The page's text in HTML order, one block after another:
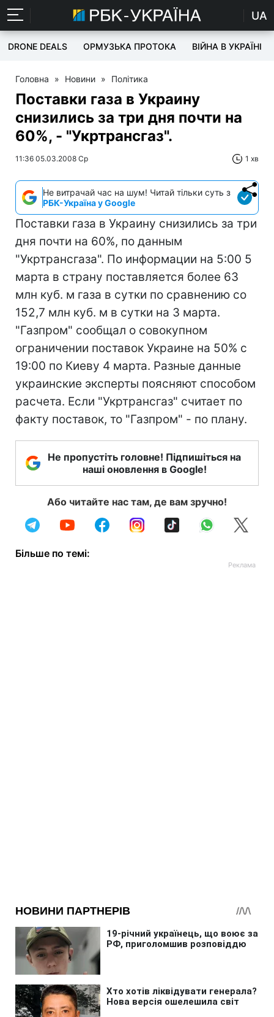
UA
DRONE DEALS ОРМУЗЬКА ПРОТОКА ВІЙНА В УКРАЇНІ
Головна » Новини » Політика
Поставки газа в Украину
снизились за три дня почти на
60%, - "Укртрансгаз".
11:36 05.03.2008 Ср 1 хв
Не витрачай час на шум! Читай тільки суть з
РБК-Україна у Google
Поставки газа в Украину снизились за три
дня почти на 60%, по данным
"Укртрансгаза". По информации на 5:00 5
марта в страну поставляется более 63
млн куб. м газа в сутки по сравнению со
152,7 млн куб. м в сутки на 3 марта.
"Газпром" сообщал о совокупном
ограничении поставок Украине на 50% с
19:00 по Киеву 4 марта. Разные данные
украинские эксперты поясняют способом
расчета. Если "Укртрансгаз" считает по
факту поставок, то "Газпром" - по плану.
Не пропустіть головне! Підпишіться на
наші оновлення в Google!
Або читайте нас там, де вам зручно!
Більше по темі: